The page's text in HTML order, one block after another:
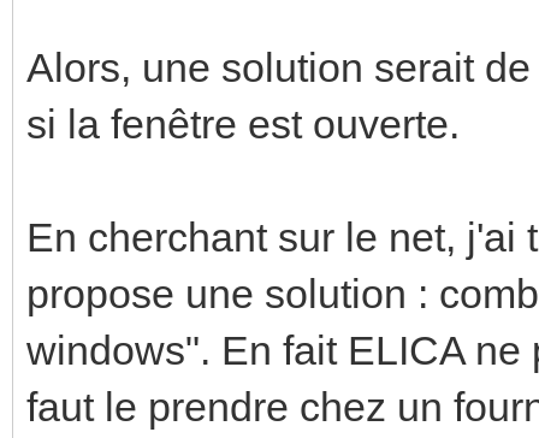
Alors, une solution serait
si la fenêtre est ouverte.
En cherchant sur le net, j'ai
propose une solution :
windows". En fait ELICA
faut le prendre chez un